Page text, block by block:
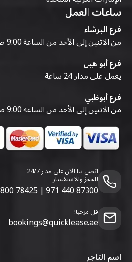
ساعات العمل
فرع البرشاء
من الاثنين إلى الأحد من الساعة 9:00 صباحًا حتى 07:00 مساءً
فرع أبو هيل
يعمل على مدار 24 ساعة
فرع أبوظبي
من الاثنين إلى الأحد من الساعة 9:00 صباحًا حتى 07:00 مساءً
اتصل بنا الآن على مدار 24/7
للحجز والاستفسار
800 78425 | 971 440 87300
قل مرحبا!
bookings@quicklease.ae
اسم التاجر